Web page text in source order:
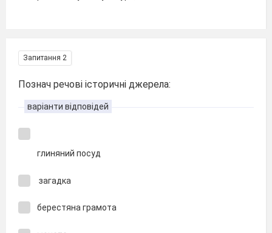
Запитання 2
Познач речові історичні джерела:
варіанти відповідей
глиняний посуд
загадка
берестяна грамота